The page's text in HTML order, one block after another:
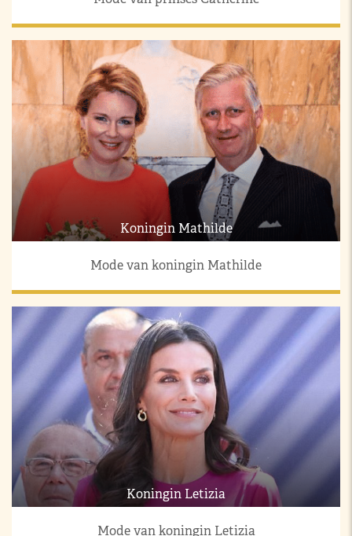
Koningin Mathilde
Mode van koningin Mathilde
Koningin Letizia
Mode van koningin Letizia